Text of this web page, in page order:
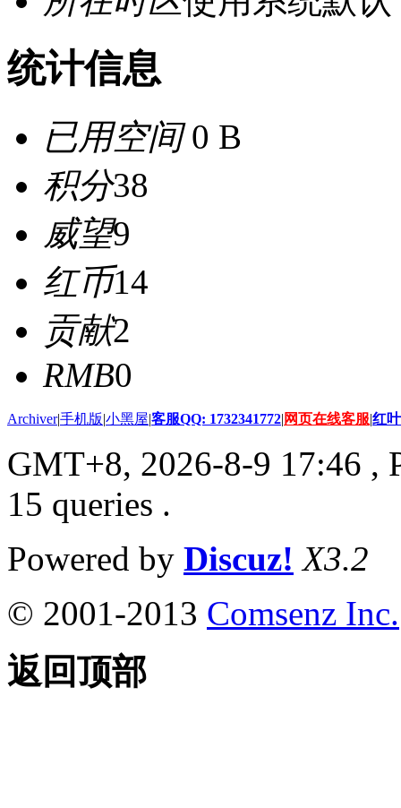
统计信息
已用空间0 B
积分38
威望9
红币14
贡献2
RMB0
Archiver|手机版|小黑屋|客服QQ: 1732341772| 网页在线客服|红
GMT+8, 2026-8-9 17:46 ,
15 queries .
Powered by Discuz! X3.2
© 2001-2013 Comsenz Inc.
返回顶部